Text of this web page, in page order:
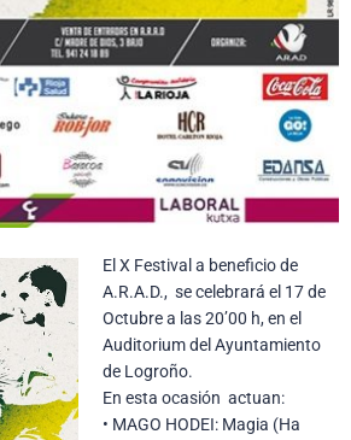
El X Festival a beneficio de
A.R.A.D., se celebrará el 17 de
Octubre a las 20’00 h, en el
Auditorium del Ayuntamiento
de Logroño.
En esta ocasión actuan:
• MAGO HODEI: Magia (Ha